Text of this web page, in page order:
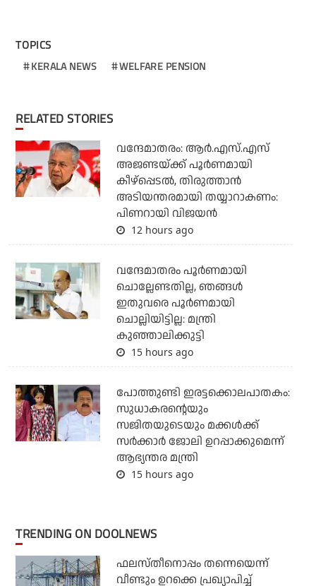
TOPICS
KERALA NEWS WELFARE PENSION
RELATED STORIES
വന്ദേമാതരം: ആര്‍.എസ്.എസ്
അജണ്ടയ്ക്ക് പൂര്‍ണമായി
കീഴ്‌പ്പെടല്‍, തിരുത്താന്‍
അടിയന്തരമായി തയ്യാറാകണം:
പിണറായി വിജയന്‍
12 hours ago
വന്ദേമാതരം പൂര്‍ണമായി
ചൊല്ലേണ്ടതില്ല, ഞങ്ങള്‍
ഇതുവരെ പൂര്‍ണമായി
ചൊല്ലിയിട്ടില്ല: മന്ത്രി
കുഞ്ഞാലിക്കുട്ടി
15 hours ago
പോത്തുണ്ടി ഇരട്ടക്കൊലപാതകം:
സുധാകരന്റെയും
സജിതയുടെയും മക്കള്‍ക്ക്
സര്‍ക്കാര്‍ ജോലി ഉറപ്പാക്കുമെന്ന്
ആഭ്യന്തര മന്ത്രി
15 hours ago
TRENDING ON DOOLNEWS
ഫലസ്തീനൊപ്പം തന്നെയെന്ന്
വീണ്ടും ഉറക്കെ പ്രഖ്യാപിച്ച്